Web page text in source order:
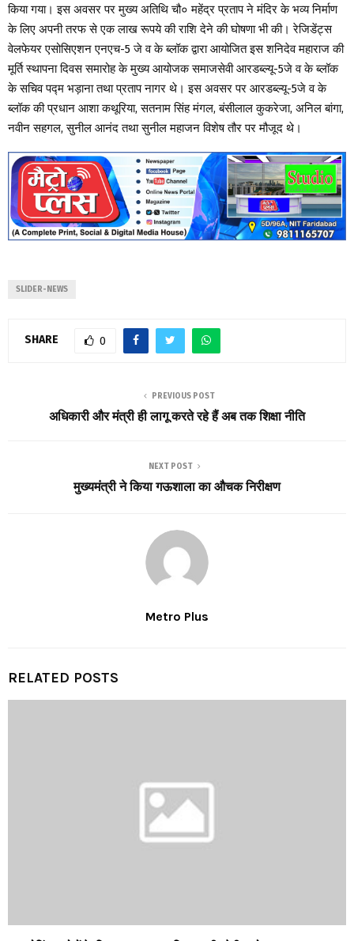
किया गया। इस अवसर पर मुख्य अतिथि चौ० महेंद्र प्रताप ने मंदिर के भव्य निर्माण
के लिए अपनी तरफ से एक लाख रूपये की राशि देने की घोषणा भी की। रेजिडेंट्स
वेलफेयर एसोसिएशन एनएच-5 जे व के ब्लॉक द्वारा आयोजित इस शनिदेव महाराज की
मूर्ति स्थापना दिवस समारोह के मुख्य आयोजक समाजसेवी आरडब्ल्यू-5जे व के ब्लॉक
के सचिव पद्म भड़ाना तथा प्रताप नागर थे। इस अवसर पर आरडब्ल्यू-5जे व के
ब्लॉक की प्रधान आशा कथूरिया, सतनाम सिंह मंगल, बंसीलाल कुकरेजा, अनिल बांगा,
नवीन सहगल, सुनील आनंद तथा सुनील महाजन विशेष तौर पर मौजूद थे।
SLIDER-NEWS
SHARE 0
PREVIOUS POST
अधिकारी और मंत्री ही लागू करते रहे हैं अब तक शिक्षा नीति
NEXT POST
मुख्यमंत्री ने किया गऊशाला का औचक निरीक्षण
Metro Plus
RELATED POSTS